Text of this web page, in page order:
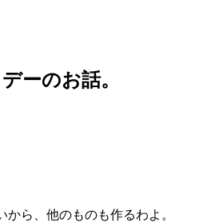
ーのお話。
ら、他のものも作るわよ。